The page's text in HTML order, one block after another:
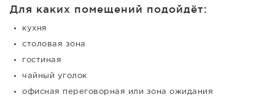
Для каких помещений подойдёт:
кухня
столовая зона
гостиная
чайный уголок
офисная переговорная или зона ожидания